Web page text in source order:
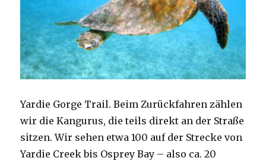
Yardie Gorge Trail. Beim Zurückfahren zählen
wir die Kangurus, die teils direkt an der Straße
sitzen. Wir sehen etwa 100 auf der Strecke von
Yardie Creek bis Osprey Bay – also ca. 20